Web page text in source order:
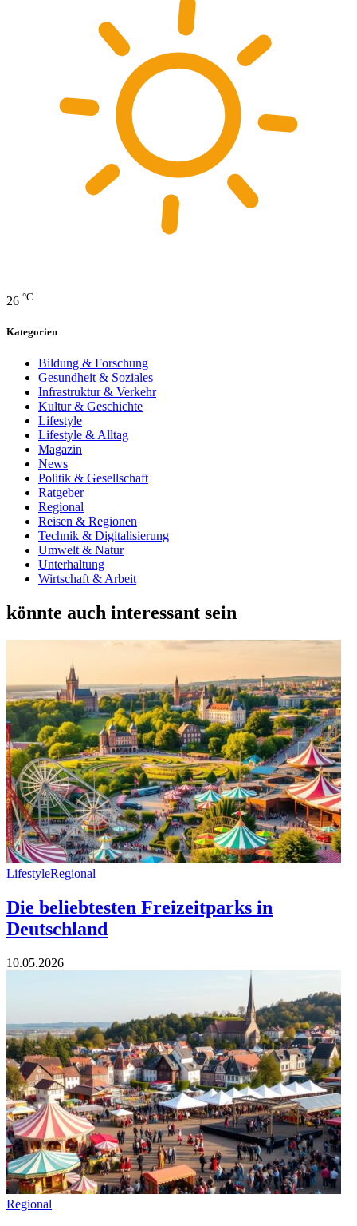
26 °C
Kategorien
Bildung & Forschung
Gesundheit & Soziales
Infrastruktur & Verkehr
Kultur & Geschichte
Lifestyle
Lifestyle & Alltag
Magazin
News
Politik & Gesellschaft
Ratgeber
Regional
Reisen & Regionen
Technik & Digitalisierung
Umwelt & Natur
Unterhaltung
Wirtschaft & Arbeit
könnte auch interessant sein
LifestyleRegional
Die beliebtesten Freizeitparks in
Deutschland
10.05.2026
Regional